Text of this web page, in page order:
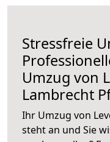
Stressfreie
Umzug von
Lambrecht
Ihr Umzug von
steht an und Sie